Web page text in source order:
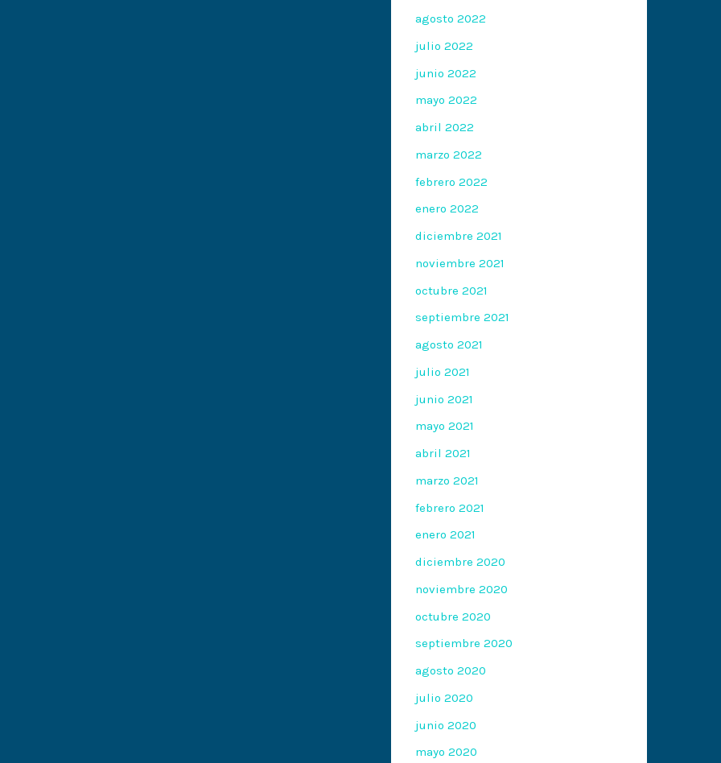
agosto 2022
julio 2022
junio 2022
mayo 2022
abril 2022
marzo 2022
febrero 2022
enero 2022
diciembre 2021
noviembre 2021
octubre 2021
septiembre 2021
agosto 2021
julio 2021
junio 2021
mayo 2021
abril 2021
marzo 2021
febrero 2021
enero 2021
diciembre 2020
noviembre 2020
octubre 2020
septiembre 2020
agosto 2020
julio 2020
junio 2020
mayo 2020